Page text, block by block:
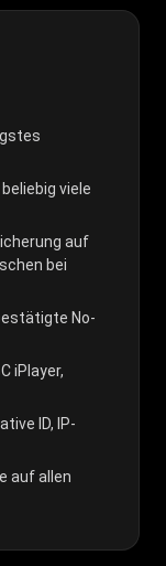
viele
auf
bei
No-
iPlayer,
ID, IP-
auf allen